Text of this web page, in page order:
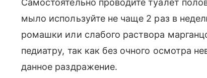
Самостоятельно проводите туалет
мыло используйте не чаще 2 раз в
ромашки или слабого раствора
педиатру, так как без очного осмотра
данное раздражение.